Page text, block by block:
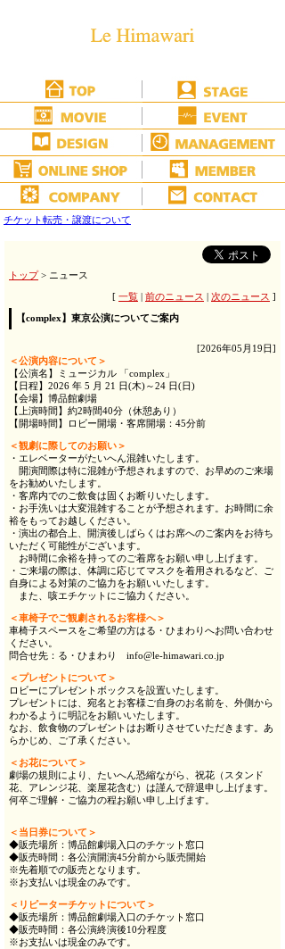
チケット転売・譲渡について
トップ> ニュース
[ 一覧 前のニュース 次のニュース ]
【complex】東京公演についてご案内
[2026年05月19日]
＜公演内容について＞
【公演名】ミュージカル 「complex」
【日程】2026 年 5 月 21 日(木)～24 日(日)
【会場】博品館劇場
【上演時間】約2時間40分（休憩あり）
【開場時間】ロビー開場・客席開場：45分前
＜観劇に際してのお願い＞
・エレベーターがたいへん混雑いたします。
開演間際は特に混雑が予想されますので、お早めのご来場
をお勧めいたします。
・客席内でのご飲食は固くお断りいたします。
・お手洗いは大変混雑することが予想されます。お時間に余
裕をもってお越しください。
・演出の都合上、開演後しばらくはお席へのご案内をお待ち
いただく可能性がございます。
お時間に余裕を持ってのご着席をお願い申し上げます。
・ご来場の際は、体調に応じてマスクを着用されるなど、ご
自身による対策のご協力をお願いいたします。
また、咳エチケットにご協力ください。
＜車椅子でご観劇されるお客様へ＞
車椅子スペースをご希望の方はる・ひまわりへお問い合わせ
ください。
問合せ先：る・ひまわり info@le-himawari.co.jp
＜プレゼントについて＞
ロビーにプレゼントボックスを設置いたします。
プレゼントには、宛名とお客様ご自身のお名前を、外側から
わかるように明記をお願いいたします。
なお、飲食物のプレゼントはお断りさせていただきます。あ
らかじめ、ご了承ください。
＜お花について＞
劇場の規則により、たいへん恐縮ながら、祝花（スタンド
花、アレンジ花、楽屋花含む）は謹んで辞退申し上げます。
何卒ご理解・ご協力の程お願い申し上げます。
＜当日券について＞
◆販売場所：博品館劇場入口のチケット窓口
◆販売時間：各公演開演45分前から販売開始
※先着順での販売となります。
※お支払いは現金のみです。
＜リピーターチケットについて＞
◆販売場所：博品館劇場入口のチケット窓口
◆販売時間：各公演終演後10分程度
※お支払いは現金のみです。